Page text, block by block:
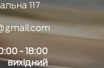
117
- 18:00
вихідний